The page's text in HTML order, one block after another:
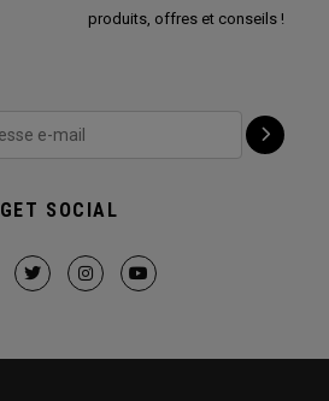
produits, offres et conseils !
GET SOCIAL